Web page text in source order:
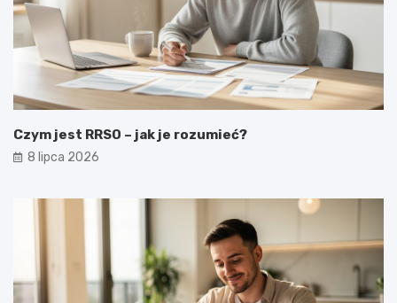
Czym jest RRSO – jak je rozumieć?
8 lipca 2026